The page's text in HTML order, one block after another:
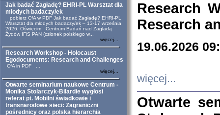
Jak badać Zagładę? EHRI-PL Warsztat dla
młodych badaczy/ek
pobierz CfA w PDF Jak badać Zagładę? EHRI-PL
Warsztat dla młodych badaczy/ek – 13-17 września
2026, Oświęcim Centrum Badań nad Zagładą
Żydów IFiS PAN (członek polskiego w...
więcej...
Research Workshop - Holocaust
Egodocuments: Research and Challenges
CfA in PDF ...
więcej...
Otwarte seminarium naukowe Centrum -
Monika Stolarczyk-Bilardie wygłosi
referat pt. Mobilni świadkowie i
transnarodowe sieci: Zagraniczni
pośrednicy oraz polska hierarchia
Research
Research
19.06.2026
więcej...
Otwarte